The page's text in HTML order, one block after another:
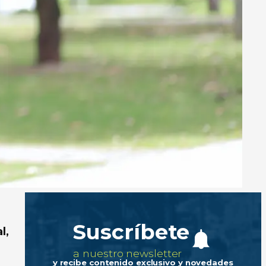
Suscríbete
a nuestro newsletter
y recibe contenido exclusivo y novedades